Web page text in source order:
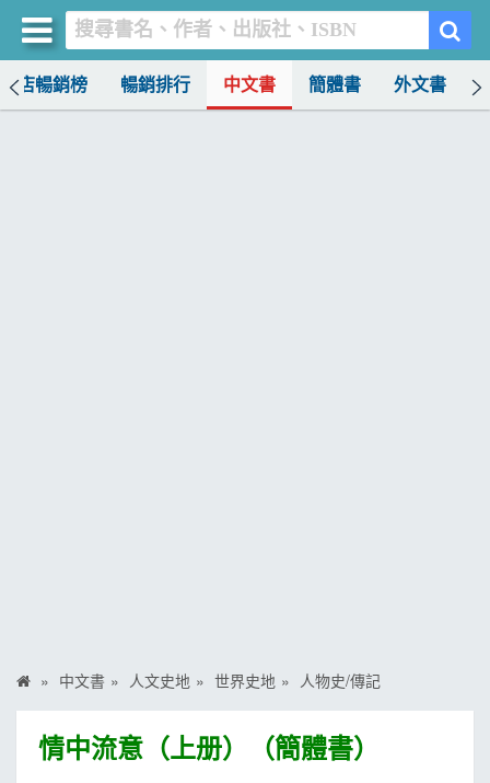
書店暢銷榜 暢銷排行 中文書 簡體書 外文書
中文書 人文史地 世界史地 人物史/傳記
情中流意（上册）（簡體書）
買書網